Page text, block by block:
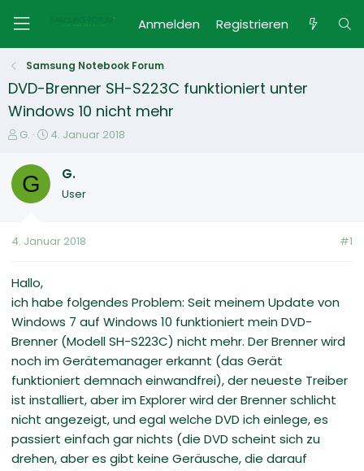
Anmelden Registrieren
Samsung Notebook Forum
DVD-Brenner SH-S223C funktioniert unter
Windows 10 nicht mehr
E
s
e
e
G.
E
t
t
4. Januar 2018
G G.
User
4. Januar 2018 #1
Hallo,
ich habe folgendes Problem: Seit meinem Update von
Windows 7 auf Windows 10 funktioniert mein DVD-
Brenner (Modell SH-S223C) nicht mehr. Der Brenner wird
noch im Gerätemanager erkannt (das Gerät
funktioniert demnach einwandfrei), der neueste Treiber
ist installiert, aber im Explorer wird der Brenner schlicht
nicht angezeigt, und egal welche DVD ich einlege, es
passiert einfach gar nichts (die DVD scheint sich zu
drehen, aber es gibt keine Geräusche, die darauf